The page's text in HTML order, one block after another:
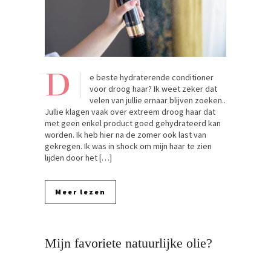
D
e beste hydraterende conditioner
voor droog haar? Ik weet zeker dat
velen van jullie ernaar blijven zoeken..
Jullie klagen vaak over extreem droog haar dat
met geen enkel product goed gehydrateerd kan
worden. Ik heb hier na de zomer ook last van
gekregen. Ik was in shock om mijn haar te zien
lijden door het […]
Meer lezen
Mijn favoriete natuurlijke olie?